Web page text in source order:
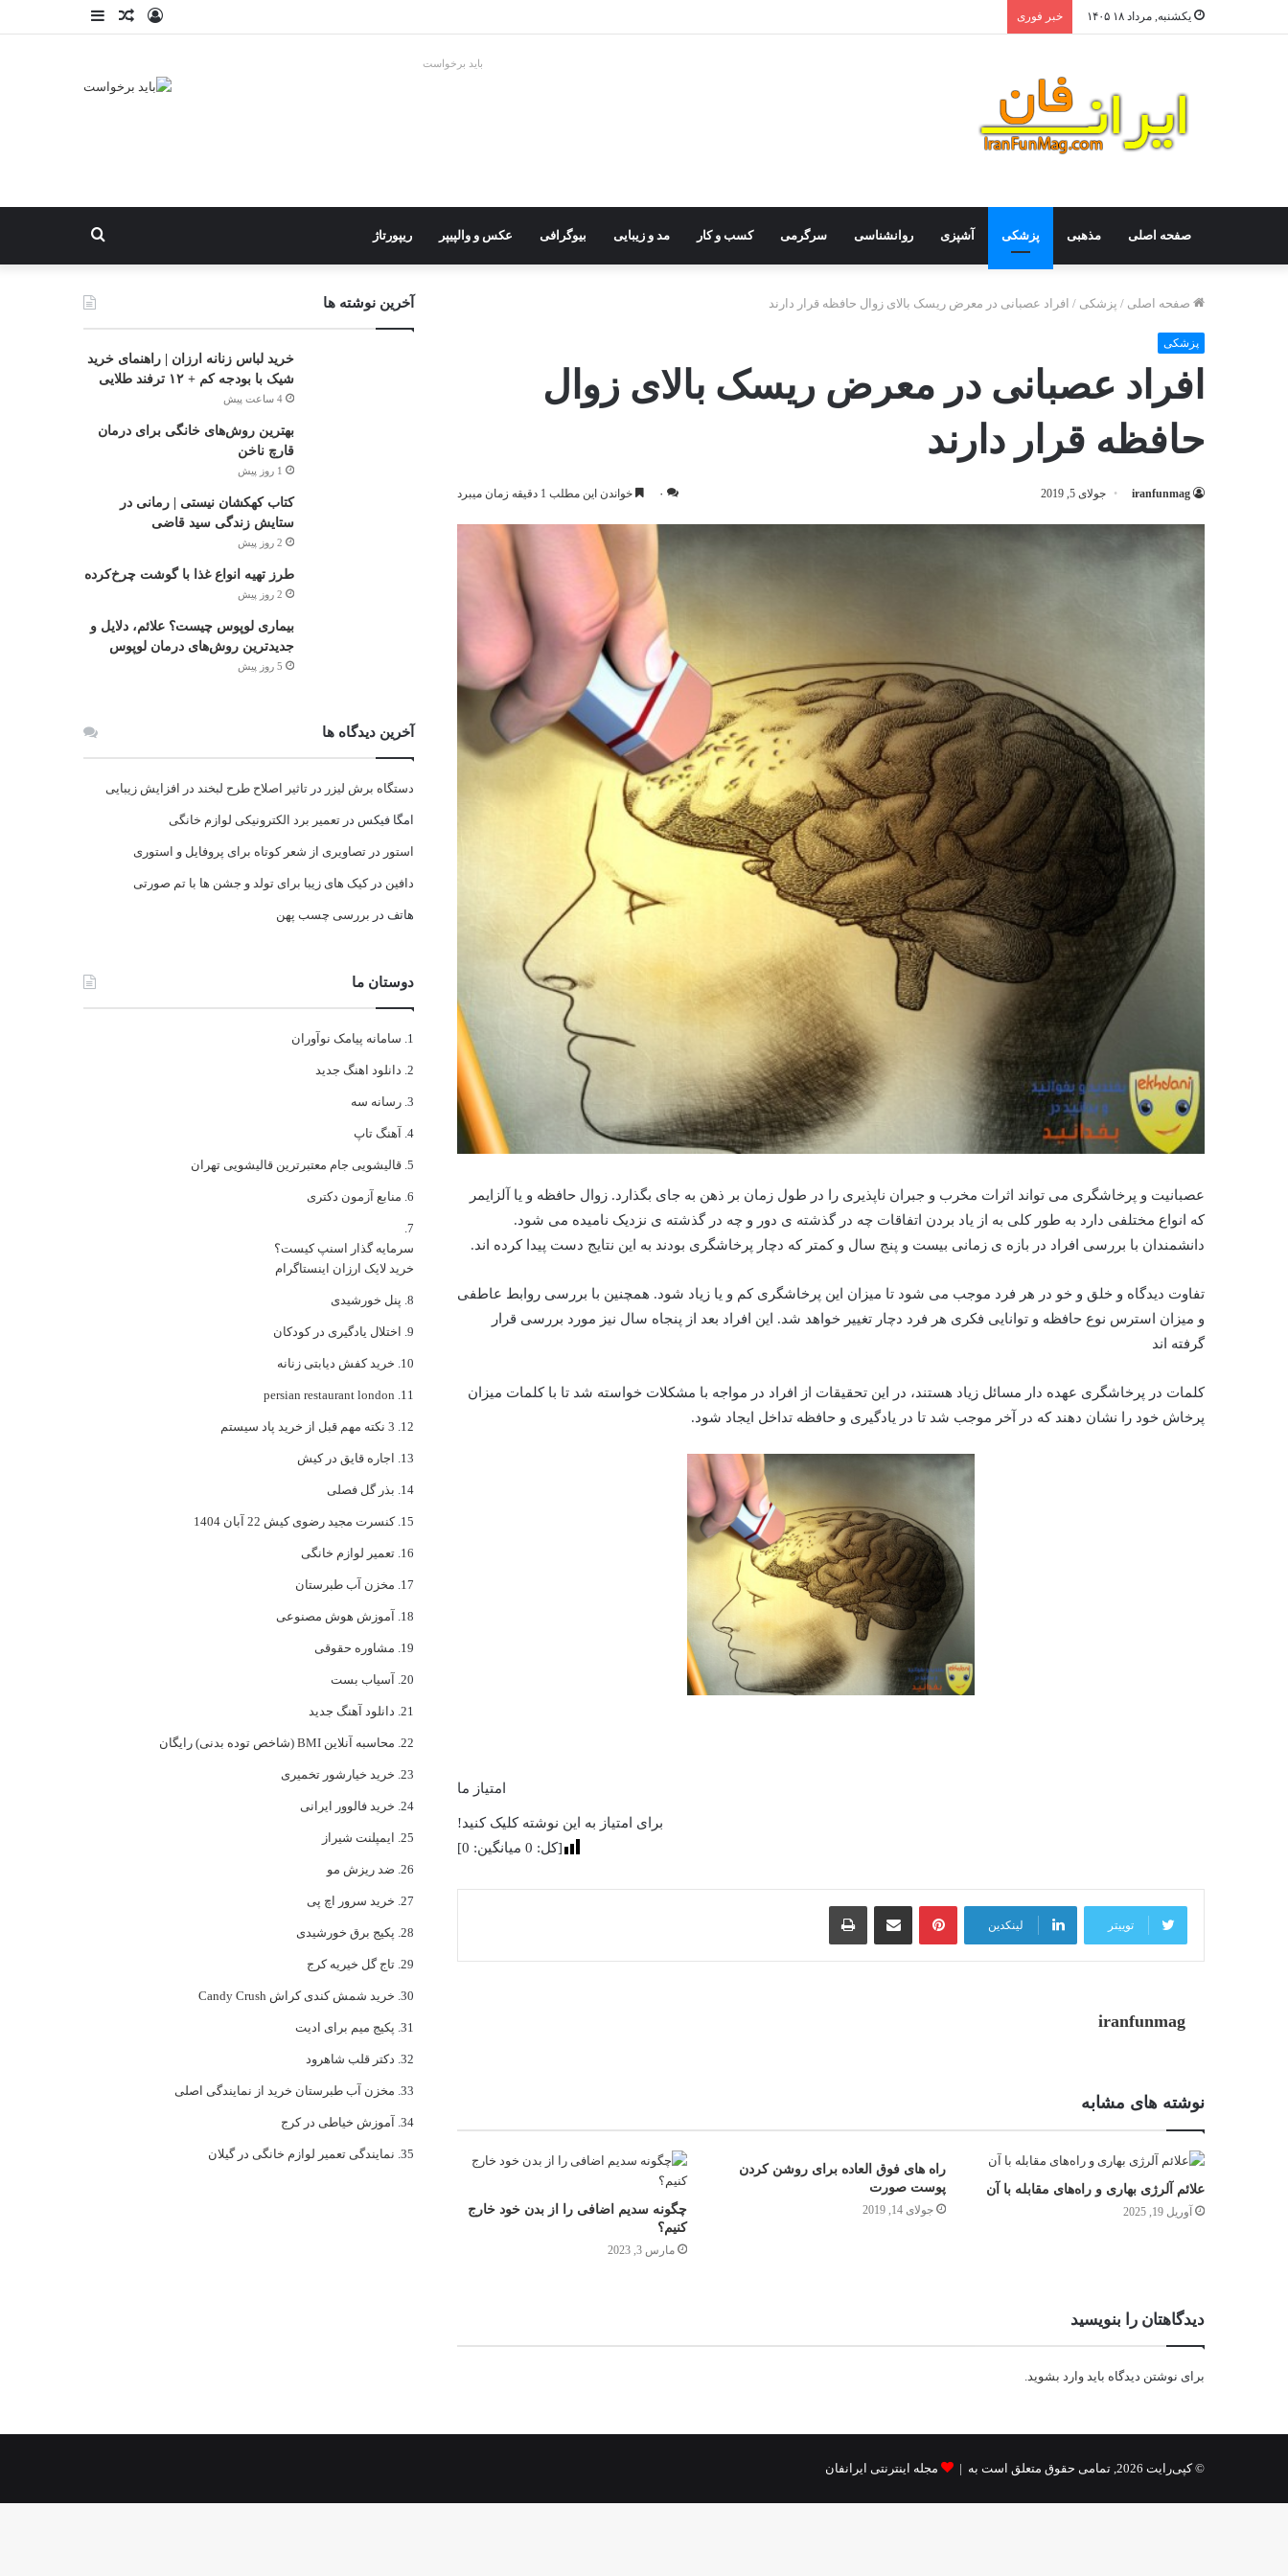
یکشنبه, مرداد ۱۸ ۱۴۰۵ خبر فوری نوشته ورود
باید برخواست
صفحه اصلی مذهبی پزشکی آشپزی روانشناسی سرگرمی کسب و کار مد و زیبایی بیوگرافی عکس و والپیپر ریپورتاژ
برای
صفحه اصلی / پزشکی / افراد عصبانی در معرض ریسک بالای زوال حافظه قرار دارند
پزشکی
افراد عصبانی در معرض ریسک بالای زوال
حافظه قرار دارند
iranfunmag جولای 5, 2019 ۰ خواندن این مطلب 1 دقیقه زمان میبرد
عصبانیت و پرخاشگری می تواند اثرات مخرب و جبران ناپذیری را در طول زمان بر ذهن به جای بگذارد. زوال حافظه و یا آلزایمر
که انواع مختلفی دارد به طور کلی به از یاد بردن اتفاقات چه در گذشته ی دور و چه در گذشته ی نزدیک نامیده می شود.
دانشمندان با بررسی افراد در بازه ی زمانی بیست و پنج سال و کمتر که دچار پرخاشگری بودند به این نتایج دست پیدا کرده اند.
تفاوت دیدگاه و خلق و خو در هر فرد موجب می شود تا میزان این پرخاشگری کم و یا زیاد شود. همچنین با بررسی روابط عاطفی
و میزان استرس نوع حافظه و توانایی فکری هر فرد دچار تغییر خواهد شد. این افراد بعد از پنجاه سال نیز مورد بررسی قرار
گرفته اند
کلمات در پرخاشگری عهده دار مسائل زیاد هستند، در این تحقیقات از افراد در مواجه با مشکلات خواسته شد تا با کلمات میزان
پرخاش خود را نشان دهند که در آخر موجب شد تا در یادگیری و حافظه تداخل ایجاد شود.
امتیاز ما
برای امتیاز به این نوشته کلیک کنید!
[کل: 0 میانگین: 0
]
توییتر لینکدین
پینترست اشتراک گذاری از طریق ایمیل
iranfunmag
نوشته های مشابه
علائم آلرژی بهاری و راه‌های مقابله با آن
آوریل 19, 2025
راه های فوق العاده برای روشن کردن
پوست صورت
جولای 14, 2019
چگونه سدیم اضافی را از بدن خود خارج
کنیم؟
مارس 3, 2023
دیدگاهتان را بنویسید
برای نوشتن دیدگاه باید وارد بشوید.
آخرین نوشته ها
خرید لباس زنانه ارزان | راهنمای خرید
شیک با بودجه کم + ۱۲ ترفند طلایی
4 ساعت پیش
بهترین روش‌های خانگی برای درمان
قارچ ناخن
1 روز پیش
کتاب کهکشان نیستی | رمانی در
ستایش زندگی سید قاضی
2 روز پیش
طرز تهیه انواع غذا با گوشت چرخ‌کرده
2 روز پیش
بیماری لوپوس چیست؟ علائم، دلایل و
جدیدترین روش‌های درمان لوپوس
5 روز پیش
آخرین دیدگاه ها
دستگاه برش لیزر درتاثیر اصلاح طرح لبخند در افزایش زیبایی
امگا فیکس درتعمیر برد الکترونیکی لوازم خانگی
استور درتصاویری از شعر کوتاه برای پروفایل و استوری
دافین درکیک های زیبا برای تولد و جشن ها با تم صورتی
هاتف در بررسی چسب پهن
دوستان ما
سامانه پیامک نوآوران
دانلود اهنگ جدید
رسانه سه
آهنگ تاپ
قالیشویی جام معتبرترین قالیشویی تهران
منابع آزمون دکتری
سرمایه گذار اسنپ کیست؟
خرید لایک ارزان اینستاگرام
پنل خورشیدی
اختلال یادگیری در کودکان
خرید کفش دیابتی زنانه
persian restaurant london
3 نکته مهم قبل از خرید پاد سیستم
اجاره قایق در کیش
بذر گل فصلی
کنسرت مجید رضوی کیش 22 آبان 1404
تعمیر لوازم خانگی
مخزن آب طبرستان
آموزش هوش مصنوعی
مشاوره حقوقی
آسیاب بست
دانلود آهنگ جدید
محاسبه آنلاین BMI (شاخص توده بدنی) رایگان
خرید خیارشور تخمیری
خرید فالوور ایرانی
ایمپلنت شیراز
ضد ریزش مو
خرید سرور اچ پی
پکیج برق خورشیدی
تاج گل خیریه کرج
خرید شمش کندی کراش Candy Crush
پکیج میم برای ادیت
دکتر قلب شاهرود
مخزن آب طبرستان خرید از نمایندگی اصلی
آموزش خیاطی در کرج
نمایندگی تعمیر لوازم خانگی در گیلان
© کپی‌رایت 2026, تمامی حقوق متعلق است به | مجله اینترنتی ایرانفان